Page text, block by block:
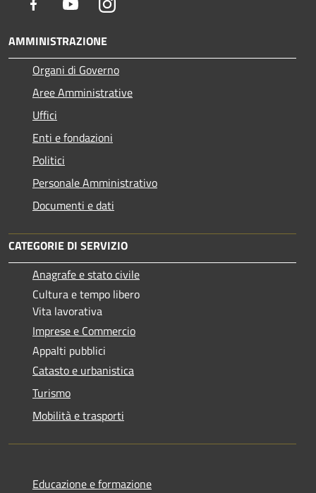
Facebook YoutubeInstagram
AMMINISTRAZIONE
Organi di Governo
Aree Amministrative
Uffici
Enti e fondazioni
Politici
Personale Amministrativo
Documenti e dati
CATEGORIE DI SERVIZIO
Anagrafe e stato civile
Cultura e tempo libero
Vita lavorativa
Imprese e Commercio
Appalti pubblici
Catasto e urbanistica
Turismo
Mobilità e trasporti
Educazione e formazione